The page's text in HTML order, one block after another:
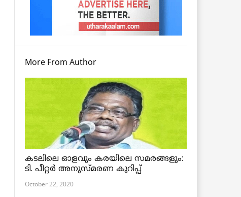
More From Author
കടലിലെ ഓളവും കരയിലെ സമരങ്ങളും:
ടി. പീറ്റർ അനുസ്മരണ കുറിപ്പ്
October 22, 2020